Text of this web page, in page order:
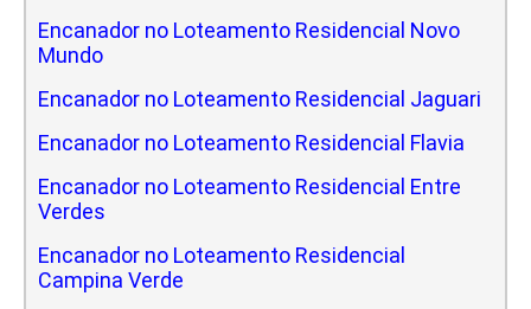
Encanador no Loteamento Residencial Novo
Mundo
Encanador no Loteamento Residencial Jaguari
Encanador no Loteamento Residencial Flavia
Encanador no Loteamento Residencial Entre
Verdes
Encanador no Loteamento Residencial
Campina Verde